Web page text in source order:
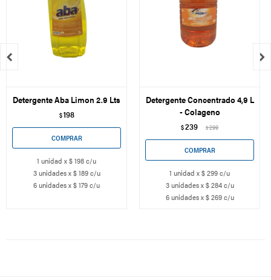
Detergente Aba Limon 2.9 Lts
$198
1 unidad x $ 198 c/u
3 unidades x $ 189 c/u
6 unidades x $ 179 c/u
Detergente Concentrado 4,9 L
- Colageno
$239 $299
1 unidad x $ 299 c/u
3 unidades x $ 284 c/u
6 unidades x $ 269 c/u
 